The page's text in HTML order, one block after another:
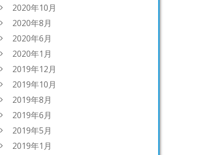
2020年10月
2020年8月
2020年6月
2020年1月
2019年12月
2019年10月
2019年8月
2019年6月
2019年5月
2019年1月